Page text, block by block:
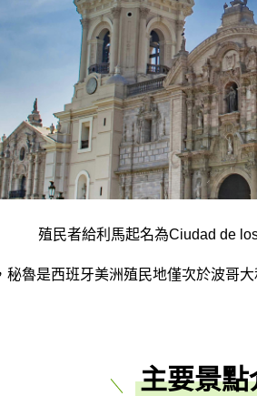
殖民者給利馬起名為Ciudad de
秘魯是西班牙美洲殖民地僅次於波哥
主要景點